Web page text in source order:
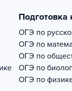
ОГЭ по
ОГЭ по
ОГЭ по
ОГЭ по
ОГЭ по